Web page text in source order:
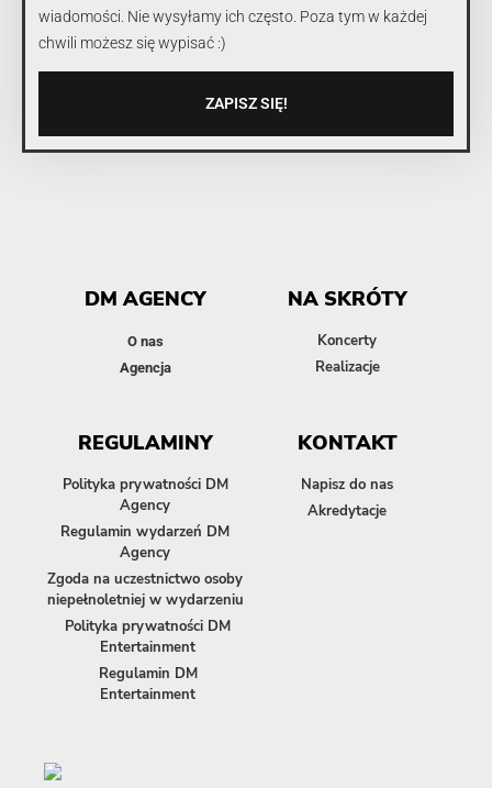
wiadomości. Nie wysyłamy ich często. Poza tym w każdej
chwili możesz się wypisać :)
ZAPISZ SIĘ!
DM AGENCY
O nas
Agencja
NA SKRÓTY
Koncerty
Realizacje
REGULAMINY
Polityka prywatności DM
Agency
Regulamin wydarzeń DM
Agency
Zgoda na uczestnictwo osoby
niepełnoletniej w wydarzeniu
Polityka prywatności DM
Entertainment
Regulamin DM
Entertainment
KONTAKT
Napisz do nas
Akredytacje